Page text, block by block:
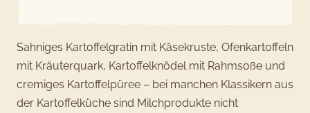
Sahniges Kartoffelgratin mit Käsekruste, Ofenkartoffeln
mit Kräuterquark, Kartoffelknödel mit Rahmsoße und
cremiges Kartoffelpüree – bei manchen Klassikern aus
der Kartoffelküche sind Milchprodukte nicht